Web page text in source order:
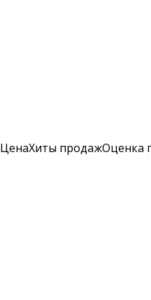
ЦенаХиты продажОценка